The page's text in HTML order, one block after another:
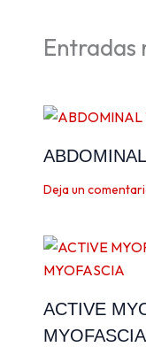
Entradas
Deja un
ACTIVE
MYOFASCIA